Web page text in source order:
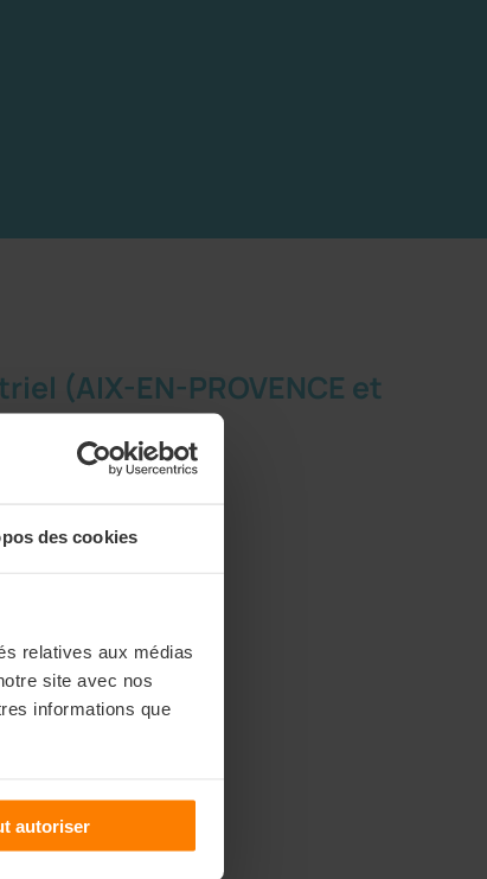
des cookies
relatives aux médias
site avec nos
informations que
autoriser
(AIX-EN-PROVENCE et
1